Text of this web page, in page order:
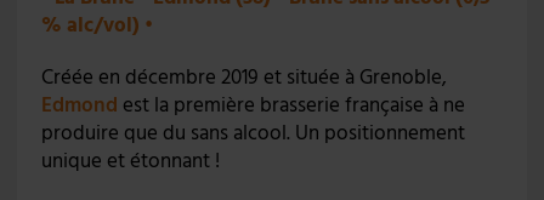
% alc/vol) •
Créée en décembre 2019 et située à Grenoble,
Edmond est la première brasserie française à ne
produire que du sans alcool. Un positionnement
unique et étonnant !